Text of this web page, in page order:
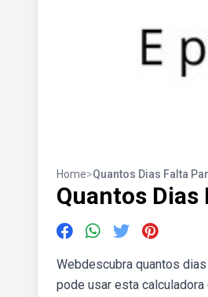
Home>Quantos Dias Falta
Quantos Dias
Webdescubra quantos
pode usar esta